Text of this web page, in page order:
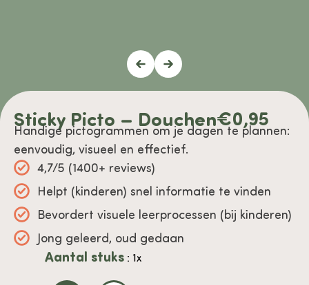
Sticky Picto – Douchen€0,95
Handige pictogrammen om je dagen te plannen:
eenvoudig, visueel en effectief.
4,7/5 (1400+ reviews)
Helpt (kinderen) snel informatie te vinden
Bevordert visuele leerprocessen (bij kinderen)
Jong geleerd, oud gedaan
Aantal stuks : 1x